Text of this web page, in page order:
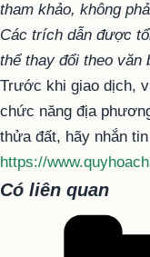
tham khảo, không
Các trích dẫn được
thể thay đổi theo văn
Trước khi giao dịch,
chức năng địa
thửa đất, hãy nhắn
https://
Có liên quan